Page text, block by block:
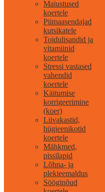
Maiustused
koertele
Piimaasendajad
kutsikatele
Toidulisandid ja
vitamiinid
koertele
Stressi vastased
vahendid
koertele
Käitumise
korrigeerimine
(koer)
Liivakastid,
hügieenikotid
koertele
Mähkmed,
pissilapid
Lõhna- ja
plekieemaldus
Sööginõud